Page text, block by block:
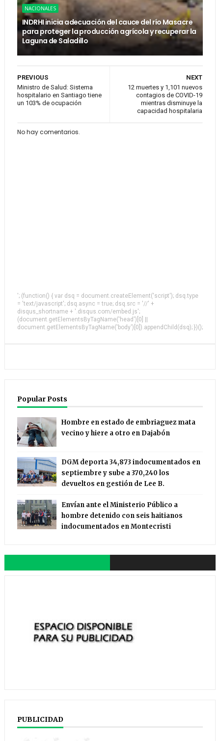
NACIONALES
INDRHI inicia adecuación del cauce del río Masacre
para proteger la producción agrícola y recuperar la
Laguna de Saladillo
NEXT
12 muertes y 1,101 nuevos
contagios de COVID-19
mientras disminuye la
capacidad hospitalaria
PREVIOUS
Ministro de Salud: Sistema
hospitalario en Santiago tiene
un 103% de ocupación
No hay comentarios.
'; (function() { var dsq = document.createElement('script'); dsq.type
= 'text/javascript'; dsq.async = true; dsq.src = '//' +
disqus_shortname + '.disqus.com/embed.js';
(document.getElementsByTagName('head')[0] ||
document.getElementsByTagName('body')[0]).appendChild(dsq); })();
Popular Posts
Hombre en estado de embriaguez mata
vecino y hiere a otro en Dajabón
DGM deporta 34,873 indocumentados en
septiembre y sube a 370,240 los
devueltos en gestión de Lee B.
Envían ante el Ministerio Público a
hombre detenido con seis haitianos
indocumentados en Montecristi
PUBLICIDAD